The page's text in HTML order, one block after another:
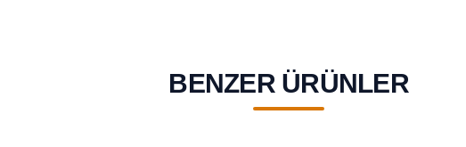
BENZER ÜRÜNLER